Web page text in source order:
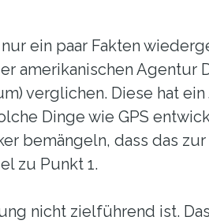
ein paar Fakten
amerikanischen Agentur
verglichen. Diese hat
Dinge wie GPS
bemängeln, dass das
zu Punkt 1.
nicht zielführend ist. Das